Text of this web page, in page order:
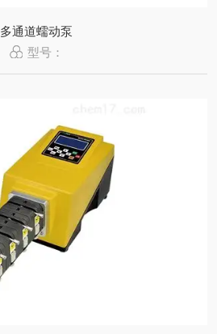
多通道蠕动泵
型号：